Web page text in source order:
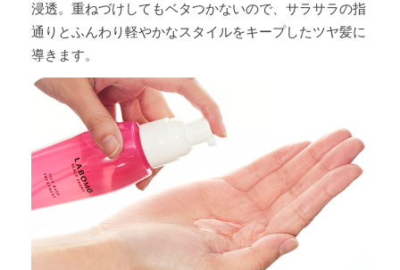
浸透。重ねづけしてもベタつかないので、サラサラの指
通りとふんわり軽やかなスタイルをキープしたツヤ髪に
導きます。